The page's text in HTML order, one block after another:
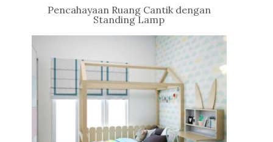
Pencahayaan Ruang Cantik dengan
Standing Lamp